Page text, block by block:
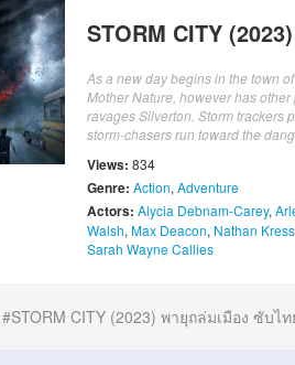
STORM CITY
As a new day begins in the town
Mother Nature, however has
ravages Silverton. Storm trackers
storm-chasers run toward the
Views: 834
Genre: Action, Adventure
Actors: Alycia Debnam-Carey,
Walsh, Max Deacon, Nathan Kress
Sarah Wayne Callies
STORM CITY (2023) พายุถล่มเมือง ซับไท